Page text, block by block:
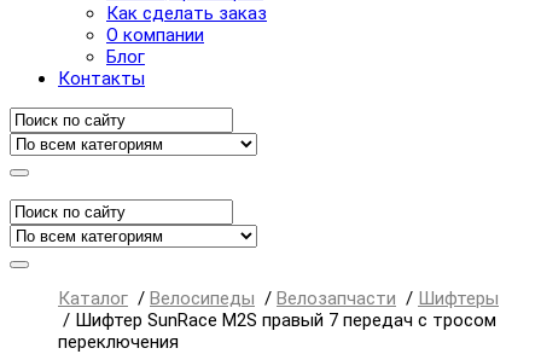
Как сделать заказ
О компании
Блог
Контакты
Каталог / Велосипеды / Велозапчасти / Шифтеры
/ Шифтер SunRace M2S правый 7 передач с тросом
переключения